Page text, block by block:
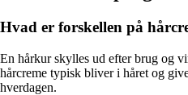
Hvad er forskellen på
En hårkur skylles ud efter brug og
hårcreme typisk bliver i håret og
hverdagen.